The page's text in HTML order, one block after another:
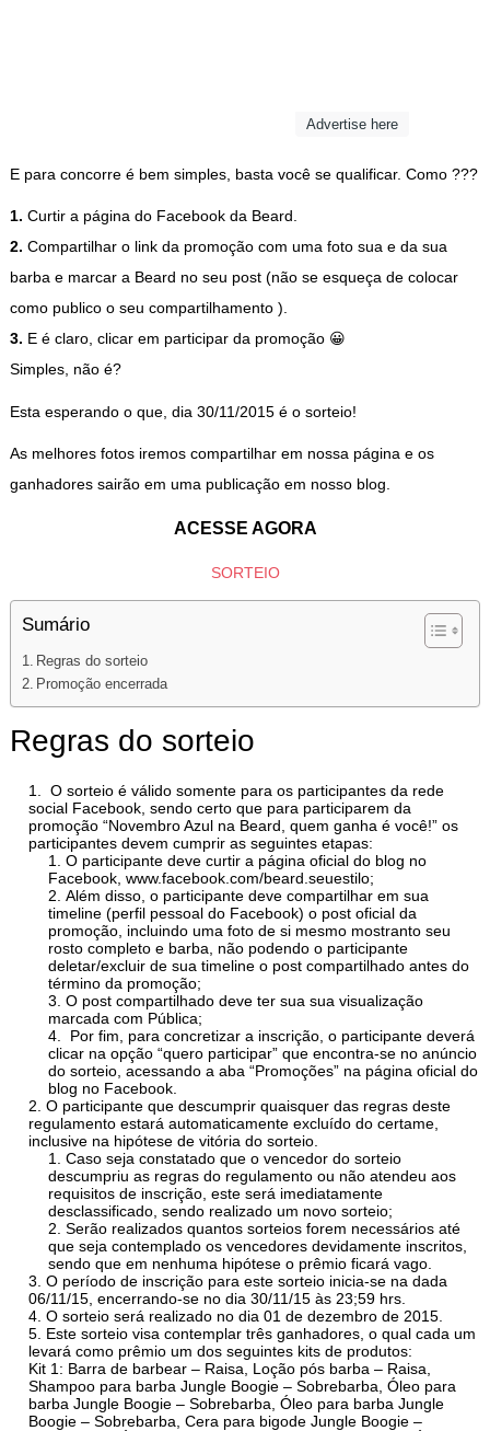
Advertise here
E para concorre é bem simples, basta você se qualificar. Como ???
1. Curtir a página do Facebook da Beard.
2. Compartilhar o link da promoção com uma foto sua e da sua
barba e marcar a Beard no seu post (não se esqueça de colocar
como publico o seu compartilhamento ).
3. E é claro, clicar em participar da promoção 😀
Simples, não é?
Esta esperando o que, dia 30/11/2015 é o sorteio!
As melhores fotos iremos compartilhar em nossa página e os
ganhadores sairão em uma publicação em nosso blog.
ACESSE AGORA
SORTEIO
Sumário
Regras do sorteio
Promoção encerrada
Regras do sorteio
O sorteio é válido somente para os participantes da rede
social Facebook, sendo certo que para participarem da
promoção “Novembro Azul na Beard, quem ganha é você!” os
participantes devem cumprir as seguintes etapas:
O participante deve curtir a página oficial do blog no
Facebook, www.facebook.com/beard.seuestilo;
Além disso, o participante deve compartilhar em sua
timeline (perfil pessoal do Facebook) o post oficial da
promoção, incluindo uma foto de si mesmo mostranto seu
rosto completo e barba, não podendo o participante
deletar/excluir de sua timeline o post compartilhado antes do
término da promoção;
O post compartilhado deve ter sua sua visualização
marcada com Pública;
Por fim, para concretizar a inscrição, o participante deverá
clicar na opção “quero participar” que encontra-se no anúncio
do sorteio, acessando a aba “Promoções” na página oficial do
blog no Facebook.
O participante que descumprir quaisquer das regras deste
regulamento estará automaticamente excluído do certame,
inclusive na hipótese de vitória do sorteio.
Caso seja constatado que o vencedor do sorteio
descumpriu as regras do regulamento ou não atendeu aos
requisitos de inscrição, este será imediatamente
desclassificado, sendo realizado um novo sorteio;
Serão realizados quantos sorteios forem necessários até
que seja contemplado os vencedores devidamente inscritos,
sendo que em nenhuma hipótese o prêmio ficará vago.
O período de inscrição para este sorteio inicia-se na dada
06/11/15, encerrando-se no dia 30/11/15 às 23;59 hrs.
O sorteio será realizado no dia 01 de dezembro de 2015.
Este sorteio visa contemplar três ganhadores, o qual cada um
levará como prêmio um dos seguintes kits de produtos:
Kit 1: Barra de barbear – Raisa, Loção pós barba – Raisa,
Shampoo para barba Jungle Boogie – Sobrebarba, Óleo para
barba Jungle Boogie – Sobrebarba, Óleo para barba Jungle
Boogie – Sobrebarba, Cera para bigode Jungle Boogie –